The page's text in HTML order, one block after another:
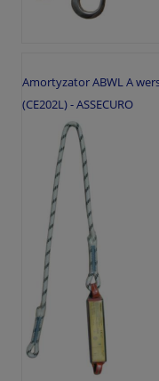
Amortyzator ABWL A
(CE202L) - ASSECURO